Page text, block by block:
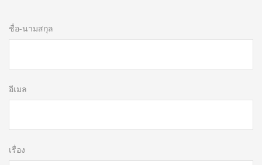
ชื่อ-นามสกุล
อีเมล
เรื่อง